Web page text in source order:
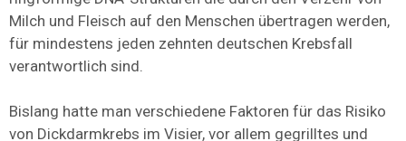
Milch und Fleisch auf den Menschen übertragen werden,
für mindestens jeden zehnten deutschen Krebsfall
verantwortlich sind.
Bislang hatte man verschiedene Faktoren für das Risiko
von Dickdarmkrebs im Visier, vor allem gegrilltes und